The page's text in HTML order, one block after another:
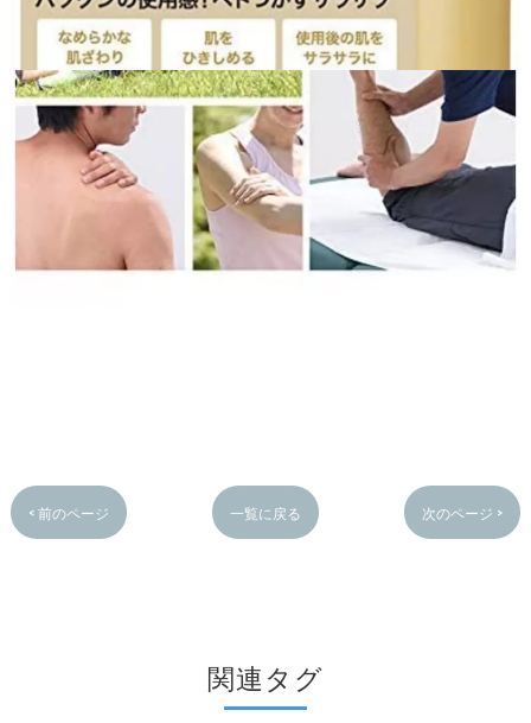
< 前のページ 一覧に戻る 次のページ >
関連タグ